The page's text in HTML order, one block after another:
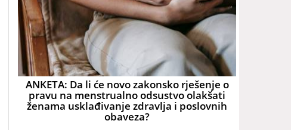
ANKETA: Da li će novo zakonsko rješenje o
pravu na menstrualno odsustvo olakšati
ženama usklađivanje zdravlja i poslovnih
obaveza?